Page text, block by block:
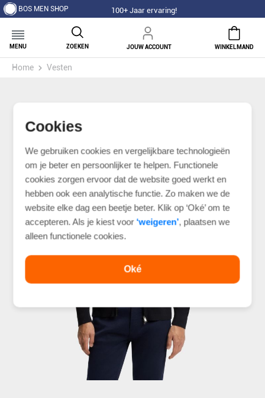
Cookies
We gebruiken cookies en vergelijkbare technologieën
om je beter en persoonlijker te helpen. Functionele
cookies zorgen ervoor dat de website goed werkt en
hebben ook een analytische functie. Zo maken we de
website elke dag een beetje beter. Klik op ‘Oké’ om te
accepteren. Als je kiest voor ‘weigeren’, plaatsen we
alleen functionele cookies.
Oké
BOS MEN SHOP 100+ Jaar ervaring!
MENU ZOEKEN JOUW ACCOUNT WINKELMAND
Home Vesten